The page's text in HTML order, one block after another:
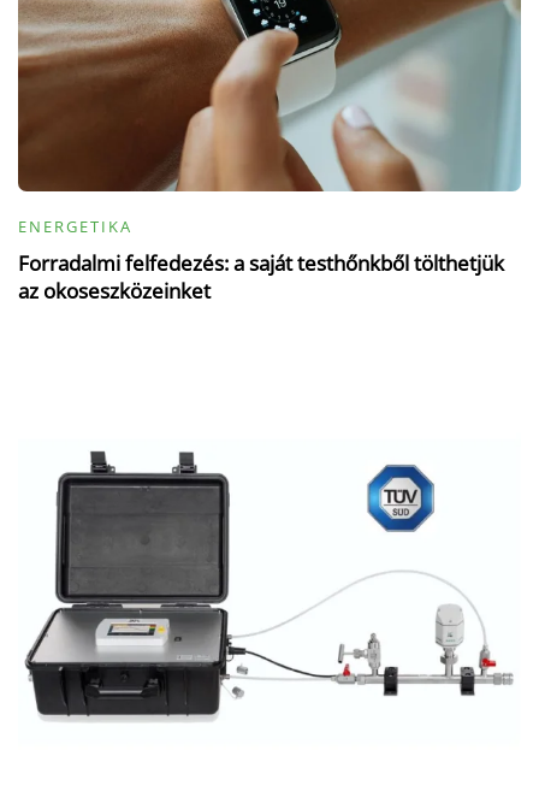
ENERGETIKA
Forradalmi felfedezés: a saját testhőnkből tölthetjük
az okoseszközeinket